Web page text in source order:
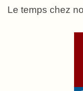
Le temps chez